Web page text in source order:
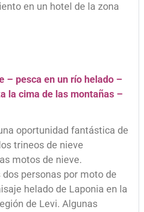
en un hotel de la zona
– pesca en un río helado –
la cima de las montañas –
oportunidad fantástica de
trineos de nieve
motos de nieve.
personas por moto de
helado de Laponia en la
de Levi. Algunas